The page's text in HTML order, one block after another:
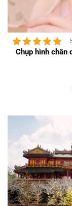
Chụp hình chân